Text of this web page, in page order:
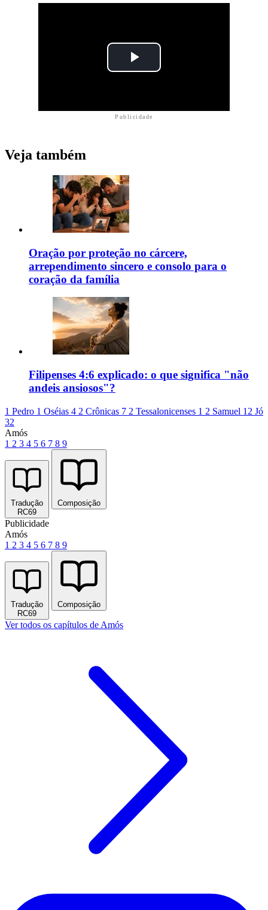
Publicidade
Veja também
Oração por proteção no cárcere,
arrependimento sincero e consolo para o
coração da família
Filipenses 4:6 explicado: o que significa "não
andeis ansiosos"?
1 Pedro 1 Oséias 4 2 Crônicas 7 2 Tessalonicenses 1 2 Samuel 12 Jó
32
Amós
1 2 3 4 5 6 7 8 9
Tradução
RC69
Composição
Publicidade
Amós
1 2 3 4 5 6 7 8 9
Tradução
RC69
Composição
Ver todos os capítulos de Amós